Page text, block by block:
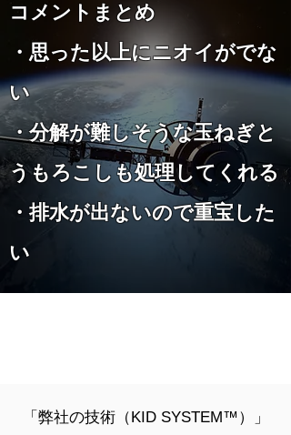
コメントまとめ
・思った以上にニオイがでな
い​
・分解が難しそうな玉ねぎと
うもろこしも処理してくれる
​・排水が出ないので重宝した
い
「弊社の技術（KID SYSTEM™）」